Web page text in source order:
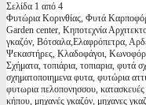
Σελίδα 1 από 4
Φυτώρια Κορινθίας, Φυτά
Garden center, Κηποτεχνία
γκαζόν, Βότσαλα,Ελαφρόπετρα,
Ψεκαστήρες, Κλαδοφάγοι,
Σχήματα, τοπιάρια, τοπιαρια, φυτά
σχηματοποιημενα φυτα, φυτώρια
φυτωρια πελοπονησσου,
κήπου, μηχανές γκαζόν, μηχανες